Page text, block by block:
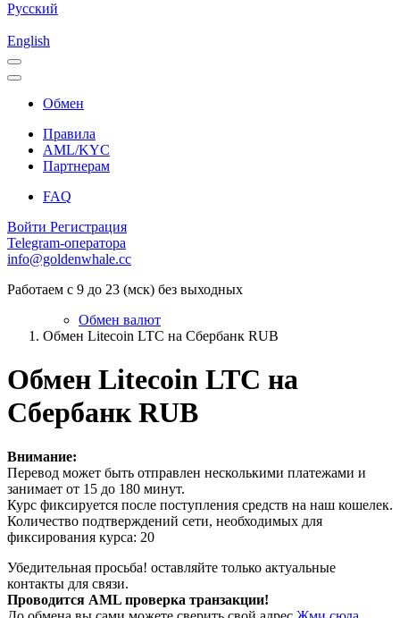
Русский
English
Обмен
Правила
AML/KYC
Партнерам
FAQ
Войти Регистрация
Telegram-оператора
info@goldenwhale.cc
Работаем с 9 до 23 (мск) без выходных
Обмен валют
Обмен Litecoin LTC на Сбербанк RUB
Обмен Litecoin LTC на
Сбербанк RUB
Внимание:
Перевод может быть отправлен несколькими платежами и
занимает от 15 до 180 минут.
Курс фиксируется после поступления средств на наш кошелек.
Количество подтверждений сети, необходимых для
фиксирования курса: 20
Убедительная просьба! оставляйте только актуальные
контакты для связи.
Проводится AML проверка транзакции!